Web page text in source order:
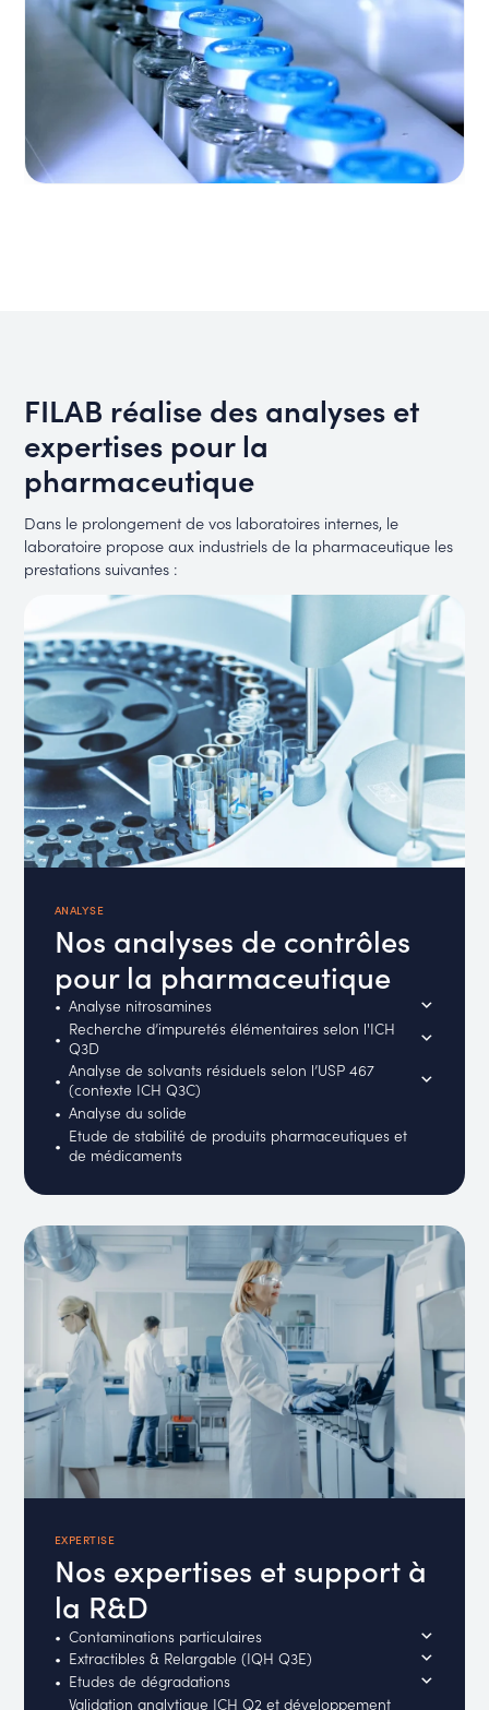
FILAB réalise des analyses et
expertises pour la
pharmaceutique
Dans le prolongement de vos laboratoires internes, le
laboratoire propose aux industriels de la pharmaceutique les
prestations suivantes :
ANALYSE
Nos analyses de contrôles
pour la pharmaceutique
Analyse nitrosamines
Recherche d’impuretés élémentaires selon l'ICH
Q3D
Analyse de solvants résiduels selon l’USP 467
(contexte ICH Q3C)
Analyse du solide
Etude de stabilité de produits pharmaceutiques et
de médicaments
EXPERTISE
Nos expertises et support à
la R&D
Contaminations particulaires
Extractibles & Relargable (IQH Q3E)
Etudes de dégradations
Validation analytique ICH Q2 et développement